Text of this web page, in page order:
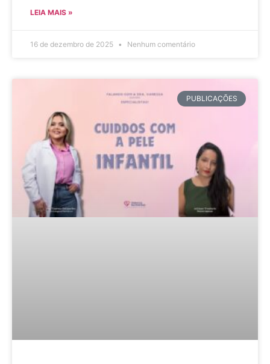
LEIA MAIS »
16 de dezembro de 2025 Nenhum comentário
PUBLICAÇÕES